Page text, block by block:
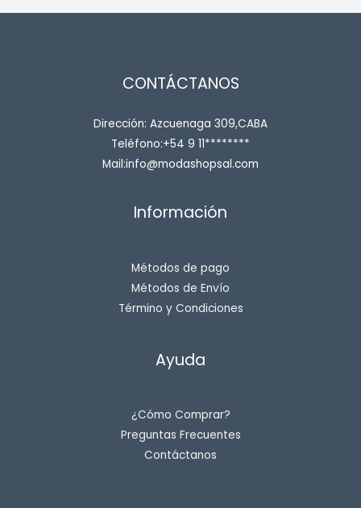
CONTÁCTANOS
Dirección: Azcuenaga 309,CABA
Teléfono:+54 9 11********
Mail:info@modashopsal.com
Información
Métodos de pago
Métodos de Envío
Término y Condiciones
Ayuda
¿Cómo Comprar?
Preguntas Frecuentes
Contáctanos